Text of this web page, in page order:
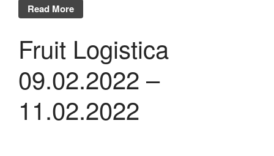
Read More
Fruit Logistica
09.02.2022 –
11.02.2022